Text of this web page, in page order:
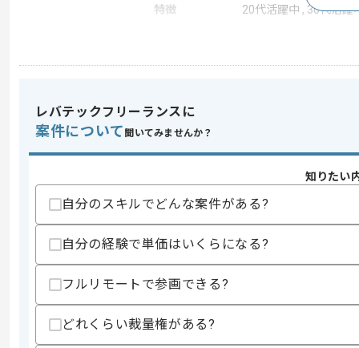
特徴
20代活躍中 , 30代活躍
・移行リード経験
スキルに不安がある方へ
上記に似た経験やスキルをお持ちであれば
その他募集要項
商談回数
1回
募集人数
1人
作業開始日
レバテックフリーランスに
案件について 聞いてみませんか？
知りたい
自分のスキルでどんな案件がある?
自分の経験で単価はいくらになる?
フルリモートで参画できる?
どれくらい裁量権がある?